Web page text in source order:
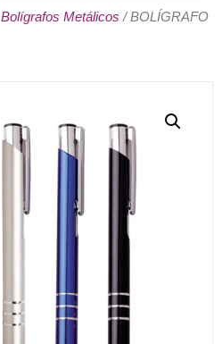
Bolígrafos Metálicos / BOLÍGRAFO